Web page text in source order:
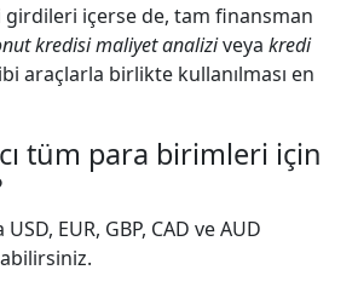
girdileri içerse de, tam finansman
kredisi maliyet analiziveya kredi
araçlarla birlikte kullanılması en
tüm para birimleri için
USD, EUR, GBP, CAD ve AUD